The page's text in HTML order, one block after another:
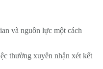
và nguồn lực một cách
thường xuyên nhận xét kết